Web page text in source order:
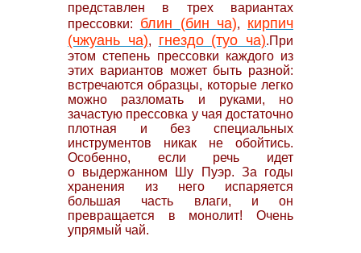
представлен в трех вариантах
прессовки: блин (бин ча), кирпич
(чжуань ча), гнездо (туо ча).При
этом степень прессовки каждого из
этих вариантов может быть разной:
встречаются образцы, которые легко
можно разломать и руками, но
зачастую прессовка у чая достаточно
плотная и без специальных
инструментов никак не обойтись.
Особенно, если речь идет
о выдержанном Шу Пуэр. За годы
хранения из него испаряется
большая часть влаги, и он
превращается в монолит! Очень
упрямый чай.